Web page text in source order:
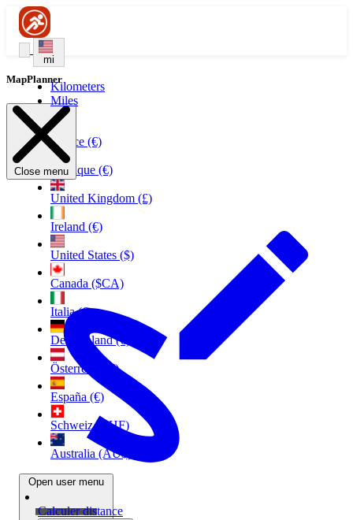
mi
Kilometers
Miles
France (€)
Belgique (€)
United Kingdom (£)
Ireland (€)
United States ($)
Canada ($CA)
Italia (€)
Deutschland (€)
Österreich (€)
España (€)
Schweiz (CHF)
Australia (AU$)
Open user menu
MapPlanner
Close menu
Calculer distance